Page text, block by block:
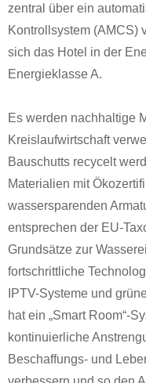
zentral über ein
Kontrollsystem (AMCS)
sich das Hotel in der
Energieklasse A.
Es werden nachhaltige
Kreislaufwirtschaft
Bauschutts recycelt
Materialien mit
wassersparenden
entsprechen der EU-
Grundsätze zur
fortschrittliche
IPTV-Systeme und
hat ein „Smart Room“-
kontinuierliche
Beschaffungs- und